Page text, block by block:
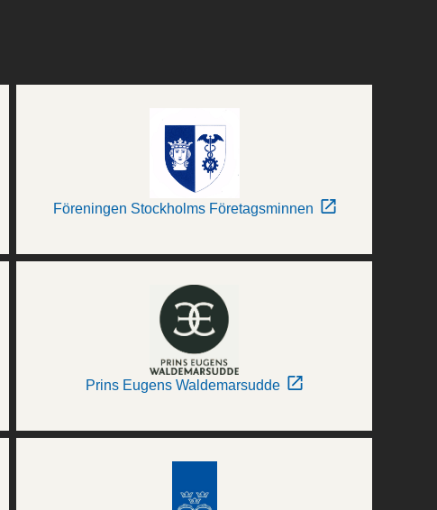
Föreningen Stockholms Företagsminnen
Prins Eugens Waldemarsudde